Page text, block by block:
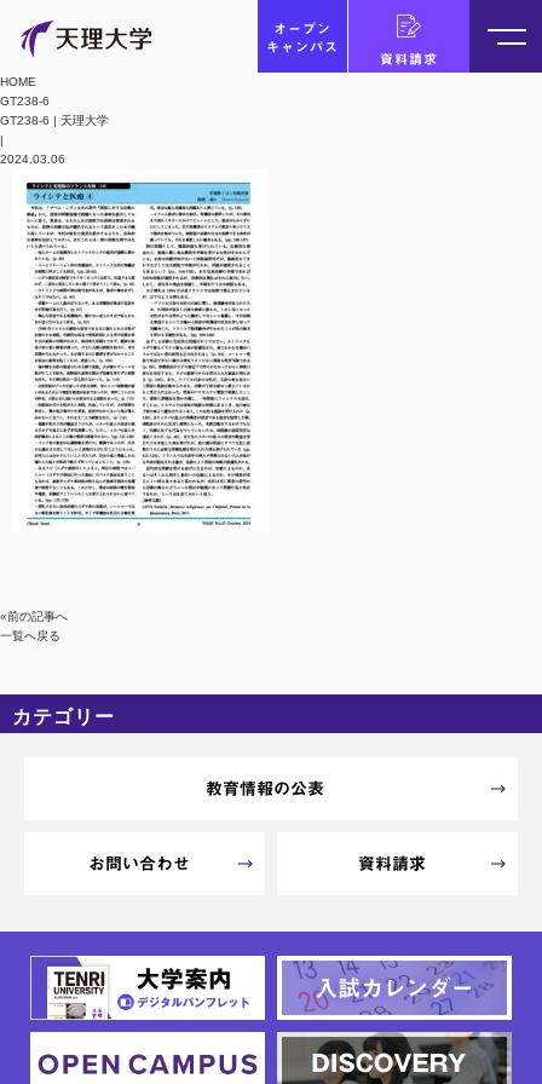
オープン
キャンパス
資料請求
HOME
GT238-6
GT238-6 | 天理大学
|
2024.03.06
«前の記事へ
一覧へ戻る
カテゴリー
教育情報の公表
お問い合わせ 資料請求